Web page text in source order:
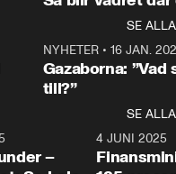
Ulf Kristersson
Rohwedder
Thand Ring
SE ALLA
NYHETER• 16 JAN.
Gazaborna:
till?”
SE ALLA
4:29
–
4 JUNI 2025